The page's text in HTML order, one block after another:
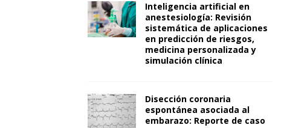
Inteligencia artificial en
anestesiología: Revisión
sistemática de aplicaciones
en predicción de riesgos,
medicina personalizada y
simulación clínica
Disección coronaria
espontánea asociada al
embarazo: Reporte de caso